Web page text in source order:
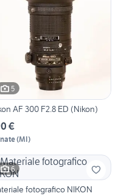
5
AF 300 F2.8 ED (Nikon)
€
(MI)
6
fotografico NIKON